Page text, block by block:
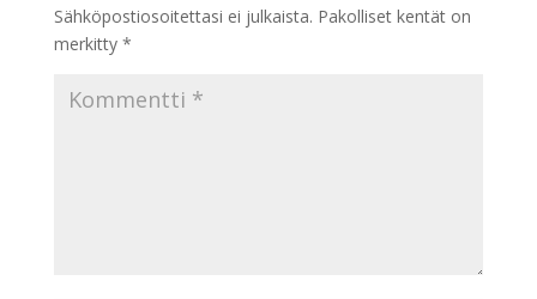
Sähköpostiosoitettasi ei julkaista. Pakolliset kentät on
merkitty *